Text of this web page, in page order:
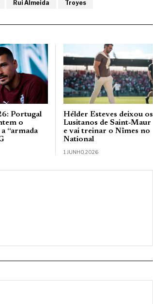
Rui Almeida Troyes
Portugal
o
“armada
Hélder Esteves deixou os
Lusitanos de Saint‑Maur
e vai treinar o Nîmes no
National
1 JUNHO, 2026